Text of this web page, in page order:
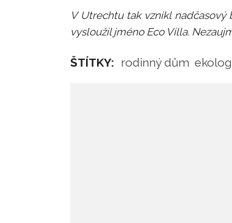
V Utrechtu tak vznikl
vysloužil jméno Eco Villa.
ŠTÍTKY: rodinný dům